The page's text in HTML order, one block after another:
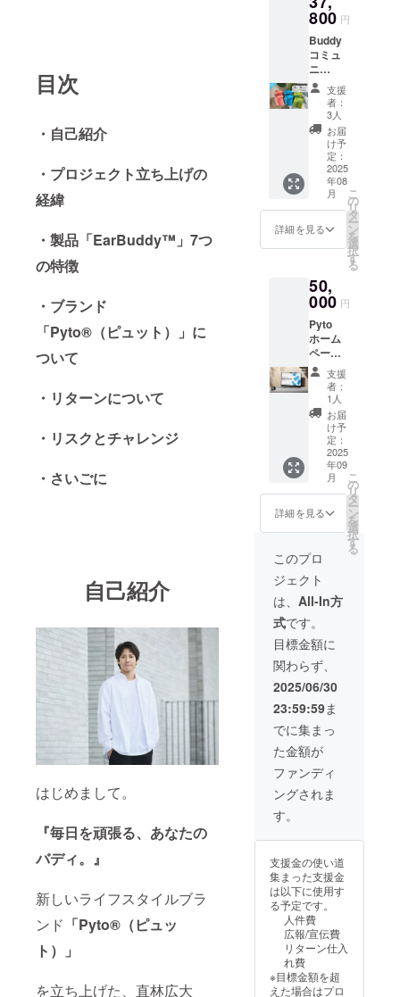
目次
・自己紹介
・プロジェクト立ち上げの
経緯
・製品「EarBuddy™︎」7つ
の特徴
・ブランド
「Pyto®︎（ピュット）」に
ついて
・リターンについて
・リスクとチャレンジ
・さいごに
自己紹介
はじめまして。
『毎日を頑張る、あなたの
バディ。』
新しいライフスタイルブラ
ンド 「Pyto®︎（ピュッ
ト）」
を立ち上げた、直林広大
（¥378
7%OFF
） 1
セット
あた
り：
¥1,674
※税込・
送料無
※EarBu
ddy1
セット=
5ペアで
す ※割
引率は
売予定
価格に
もので
す ※付
属品・
特典は
EarBud
dy1セッ
トにつ
き1つず
つ付属
します
カ
ラー：2
セット
単位で
お選び
くださ
い 付属
品：専
用ポー
タブル
ケー
ス・オ
リジナ
ルパッ
ケー
ジ・説
典：
CAMPF
achi-
ya）限
定カ
ラー
Buddy
ステッ
カー 一
般販売
予定価
¥10,800
→¥8,64
（¥2,16
0引き/
F） 1
あた
り：
※税込・
送料無
料
※EarBu
ddy1
セット=
5ペア入
り ※割
引率は
製品本
体の販
売予定
価格に
す ※付
属品・
特典は
EarBud
dy1セッ
トにつ
き1つず
つ付属
します
か？家
族や友
人、
パート
ナーと
分け合
える、
プチギ
フトに
もぴっ
たりの
シェア
パッ
ク】 内
容：
EarBud
ラー：2
セット
単位で
お選び
くださ
い 付属
品：専
用ポー
タブル
ケー
ス・オ
リジナ
ルパッ
ケー
ジ・説
明書
（保証
CAMPF
achi-
ya）限
ラー
Buddy
ステッ
カー 一
般販売
格
¥10,800
→¥
¥9,720
（¥1,08
0引き/
10%OF
あた
り：
¥1,620
※税込・
送料無
料
※EarBu
ddy1
セット=
5ペア入
り ※割
800 円
Buddy
コミュ
ニ
ティー
パック
【特別
割】
【お客
様に
も、ス
タッフ
にも。
コワー
キング
スペー
スやカ
ゲスト
ハウス
などで
の使
用・設
置にお
すすめ
の30
セット
パッ
ク】 内
容：
EarBud
dy 30
セット
カ
ラー：
でお選
びくだ
さい 付
属品：
専用
ポータ
ブル
ケー
ス・オ
リジナ
ルパッ
ケー
ジ・説
明書
（保証
書） 特
典：
CAMPF
ya）限
ラー
Buddy
ステッ
カー 一
般販売
予定価
格
→¥37,8
支援
者：
3人
お届
け予
定：
2025
年08
月
詳細を見る
こ
の
リ
タ
ー
ン
を
選
択
す
る
50,
000 円
Pyto
ホーム
ページ
ロゴ掲
載プラ
【Pyto
の挑戦
を支え
てくれ
るあな
たへ。
小さな
第一歩
を、一
緒に刻
んでい
ただけ
たら嬉
しいで
す】 内
容：
Pytoの
HPに貴
社のロ
ゴもし
くは社
名を掲
載させ
ていた
だきま
す。 期
間：1年
間 開始
9月初旬
開始後
順次 特
典：
CAMPF
IRE（m
achi-
ya）限
ラー
支援
者：
1人
お届
け予
定：
2025
年09
月
詳細を見る
こ
の
リ
タ
ー
ン
を
選
択
す
る
このプロ
ジェクト
は、 All-In方
式です。
目標金額に
関わらず、
2025/06/30
23:59:59ま
でに集まっ
た金額が
ファンディ
ングされま
す。
支援金の使い道
集まった支援金
は以下に使用す
る予定です。
人件費
広報/宣伝費
リターン仕入
れ費
※目標金額を超
えた場合はプロ